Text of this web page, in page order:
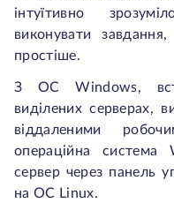
інтуїтивно
виконувати
простіше.
З ОС Windows,
виділених серверах,
віддаленими
операційна система
сервер через панель
на ОС Linux.